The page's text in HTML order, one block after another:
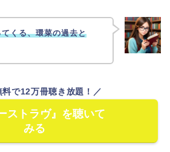
くる、環菜の過去と
料で12万冊聴き放題！／
ストラヴ』を聴いて
みる